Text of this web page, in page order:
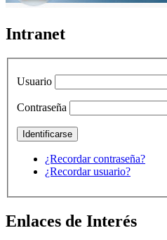
Intranet
Usuario
Contraseña
¿Recordar contraseña?
¿Recordar usuario?
Enlaces de Interés